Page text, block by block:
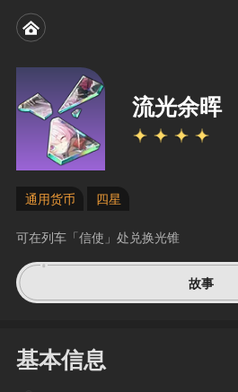
流光余晖
通用货币 四星
可在列车「信使」处兑换光锥
故事
基本信息